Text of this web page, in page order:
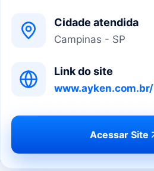
Cidade atendida
Campinas - SP
Link do site
www.ayken.com.br/
Acessar Site